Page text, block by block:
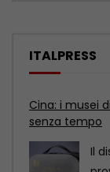
ITALPRESS
Cina: i musei
senza tempo
Il